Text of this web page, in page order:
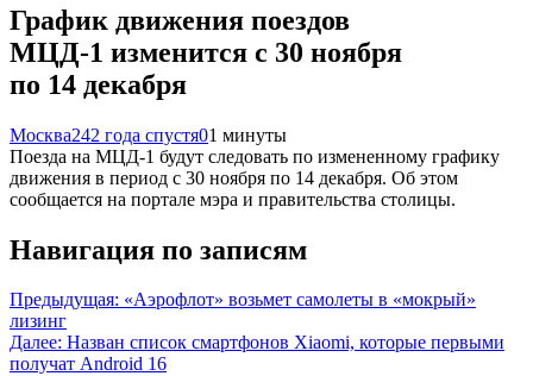
График движения поездов
МЦД-1 изменится с 30 ноября
по 14 декабря
Москва242 года спустя01 минуты
Поезда на МЦД-1 будут следовать по измененному графику
движения в период с 30 ноября по 14 декабря. Об этом
сообщается на портале мэра и правительства столицы.
Навигация по записям
Предыдущая: «Аэрофлот» возьмет самолеты в «мокрый»
лизинг
Далее: Назван список смартфонов Xiaomi, которые первыми
получат Android 16